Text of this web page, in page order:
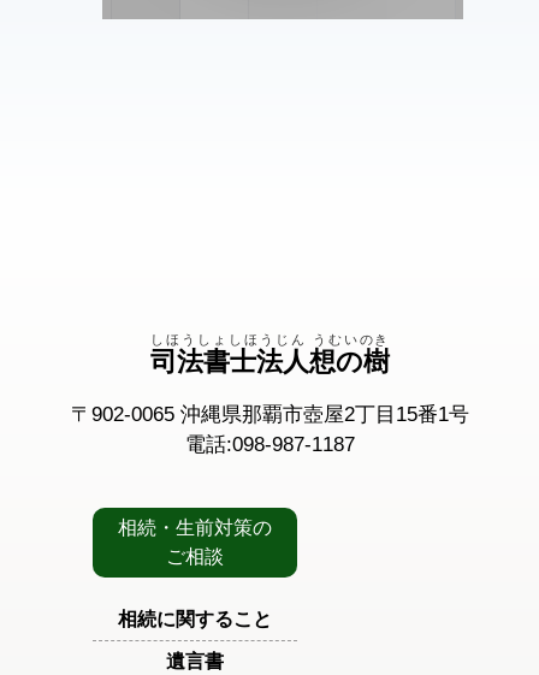
司法書士法人想の樹
しほうしょしほうじん うむいのき
〒902-0065 沖縄県那覇市壺屋2丁目15番1号
電話:098-987-1187
相続・生前対策の
ご相談
相続に関すること
遺言書